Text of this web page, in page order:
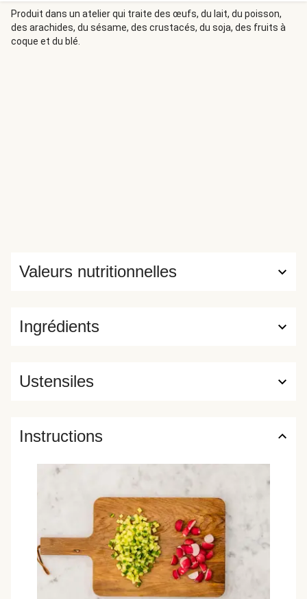
Produit dans un atelier qui traite des œufs, du lait, du poisson,
des arachides, du sésame, des crustacés, du soja, des fruits à
coque et du blé.
Ingrédients
Valeurs nutritionnelles
Ustensiles
Instructions